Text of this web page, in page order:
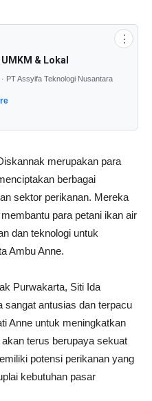
⋮
& Lokal
PT Assyifa Teknologi Nusantara
merupakan para
berbagai
sektor perikanan. Mereka
para petani ikan air
dan teknologi untuk
Ambu Anne.
Purwakarta, Siti Ida
sangat antusias dan terpacu
Anne untuk meningkatkan
terus berupaya sekuat
potensi perikanan yang
kebutuhan pasar